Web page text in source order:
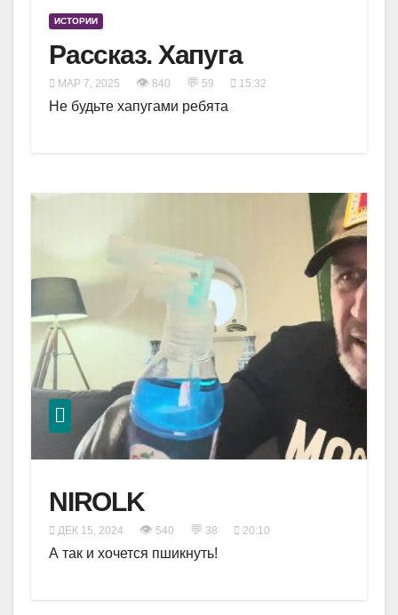
ИСТОРИИ
Рассказ. Хапуга
МАР 7, 2025 👁 840 💬 59 15:32
Не будьте хапугами ребята
NIROLK
ДЕК 15, 2024 👁 540 💬 38 20:10
А так и хочется пшикнуть!